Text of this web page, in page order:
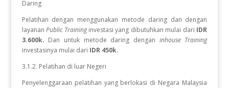
Daring
Pelatihan dengan menggunakan metode daring dan dengan
layananPublic Traininginvestasi yang dibutuhkan mulai dari IDR
3.600k. Dan untuk metode daring dengan inhouse Training
investasinya mulai dari IDR 450k.
3.1.2. Pelatihan di luar Negeri
Penyelenggaraan pelatihan yang berlokasi di Negara Malaysia